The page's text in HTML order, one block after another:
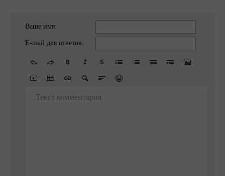
Ваше имя:
E-mail для ответов:
Текст комментария